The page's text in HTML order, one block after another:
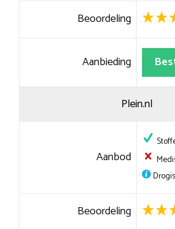
Beoordeling
Aanbieding
Plein.nl
Aanbod
Beoordeling